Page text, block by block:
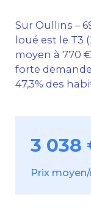
Sur Oullins –
loué est le T3
moyen à 770
forte
47,3% des
3 038
Prix